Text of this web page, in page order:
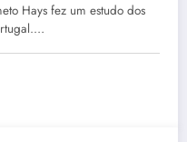
Hays fez um estudo dos